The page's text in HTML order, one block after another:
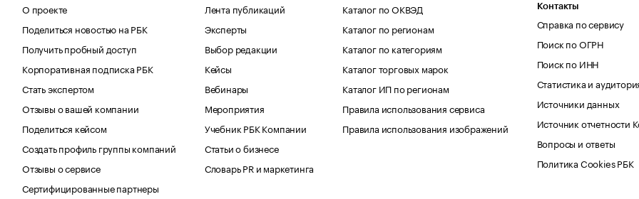
О проекте
Поделиться новостью на РБК
Получить пробный доступ
Корпоративная подписка РБК
Стать экспертом
Отзывы о вашей компании
Поделиться кейсом
Создать профиль группы компаний
Отзывы о сервисе
Сертифицированные партнеры
Лента публикаций
Эксперты
Выбор редакции
Кейсы
Вебинары
Мероприятия
Учебник РБК Компании
Статьи о бизнесе
Словарь PR и маркетинга
Каталог по ОКВЭД
Каталог по регионам
Каталог по категориям
Каталог торговых марок
Каталог ИП по регионам
Правила использования сервиса
Правила использования изображений
Контакты
Справка по сервису
Поиск по ОГРН
Поиск по ИНН
Статистика и
Источники данных
Источник отчетности
Вопросы и ответы
Политика Cookies РБК